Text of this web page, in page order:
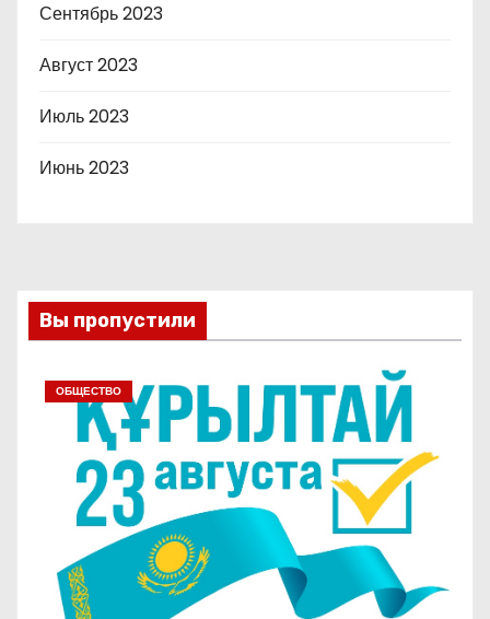
Сентябрь 2023
Август 2023
Июль 2023
Июнь 2023
Вы пропустили
ОБЩЕСТВО